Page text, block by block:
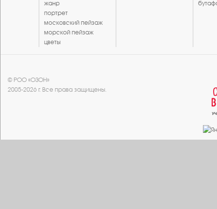
жанр
портрет
московский пейзаж
морской пейзаж
цветы
© РОО «ОЗОН»
2005-2026 г. Все права защищены.